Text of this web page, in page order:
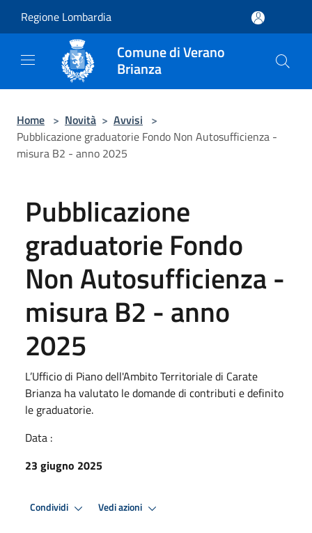
Regione Lombardia
Comune di Verano
Brianza
Home > Novità > Avvisi >
Pubblicazione graduatorie Fondo Non Autosufficienza -
misura B2 - anno 2025
Pubblicazione
graduatorie Fondo
Non Autosufficienza -
misura B2 - anno
2025
L’Ufficio di Piano dell'Ambito Territoriale di Carate
Brianza ha valutato le domande di contributi e definito
le graduatorie.
Data :
23 giugno 2025
Condividi Vedi azioni